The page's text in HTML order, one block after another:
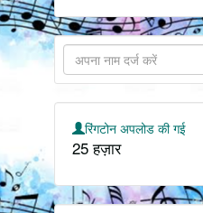
रिंगटोन अपलोड की गई
25 हज़ार